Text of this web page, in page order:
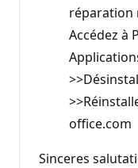
réparation
Accédez à
office.com
Sinceres